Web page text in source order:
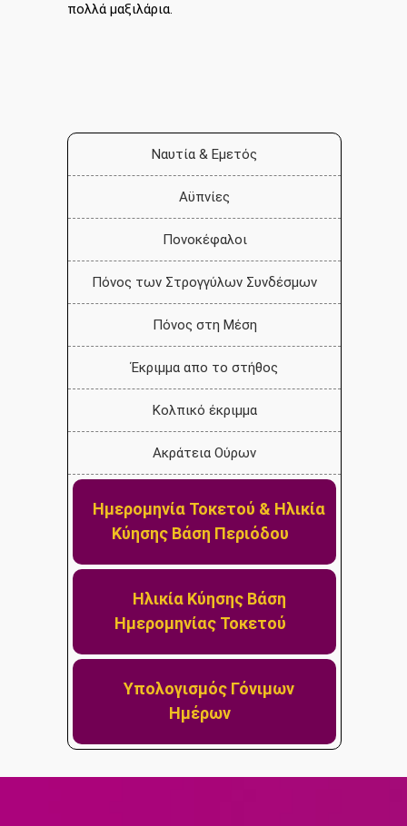
πολλά μαξιλάρια.
Ναυτία & Εμετός
Αϋπνίες
Πονοκέφαλοι
Πόνος των Στρογγύλων Συνδέσμων
Πόνος στη Μέση
Έκριμμα απο το στήθος
Κολπικό έκριμμα
Ακράτεια Ούρων
Ημερομηνία Τοκετού & Ηλικία
Κύησης Βάση Περιόδου
Ηλικία Κύησης Βάση
Ημερομηνίας Τοκετού
Υπολογισμός Γόνιμων
Ημέρων
2107220444
mlazanakis@yahoo.co.uk